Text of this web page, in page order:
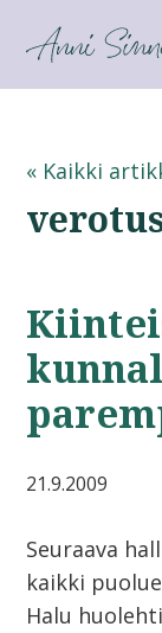
ANNI
« Kaikki
21.9.2009
Seuraava
kaikki
Halu